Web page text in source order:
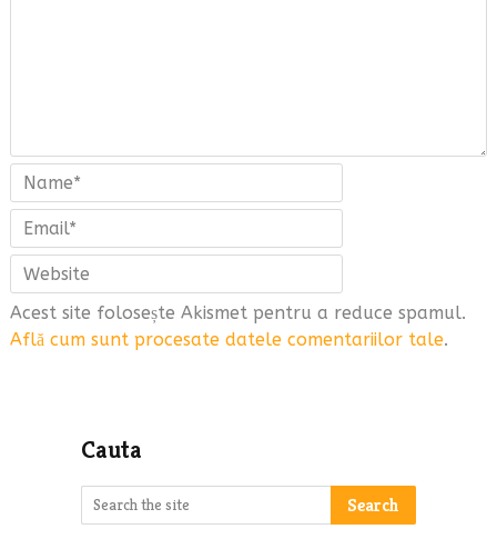
Acest site folosește Akismet pentru a reduce spamul.
Află cum sunt procesate datele comentariilor tale.
Cauta
Search